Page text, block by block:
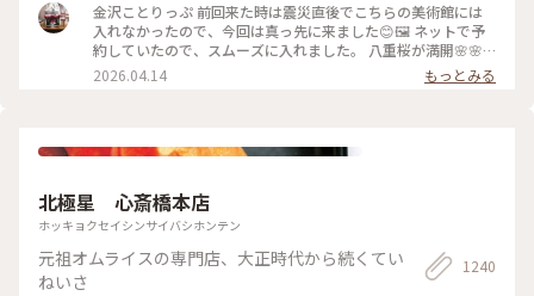
金沢ことりっぷ 前回来た時は震災直後でこちらの美術館には
入れなかったので、今回は真っ先に来ました😊🖼️ ネットで予
約していたので、スムーズに入れました。 八重桜が満開🌸🌸
🌸🌸🌸 芝生も綺麗でとても気持ちいい。 フリースペースもた
くさんあるので のんびり楽しめます。 今日は海外からの観光
現代アート
2026.04.14 もっとみる
北極星 心斎橋本店
ホッキョクセイシンサイバシホンテン
元祖オムライスの専門店、大正時代から続くてい
ねいさ
1240